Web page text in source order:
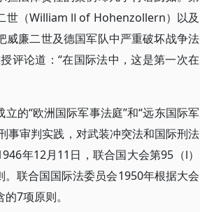
世（William Ⅱ of Hohenzollern）以及
廉二世及德国军队中严重破坏战争法
评论道：“在国际法中，这是第一次在
的“欧洲国际军事法庭”和“远东国际军
事审判实践，对武装冲突法和国际刑法
年12月11日，联合国大会第95（Ⅰ）
联合国国际法委员会1950年根据大会
7项原则。